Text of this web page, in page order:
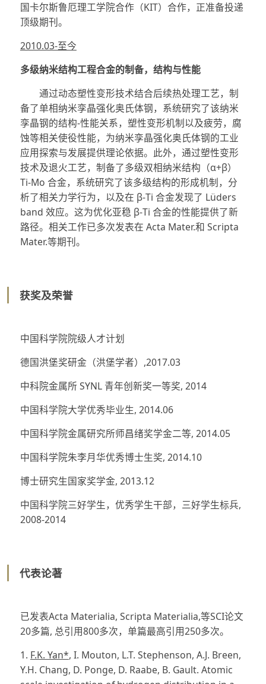
国卡尔斯鲁厄理工学院合作（KIT）合作，正准备投递
顶级期刊。
2010.03-至今
多级纳米结构工程合金的制备，结构与性能
通过动态塑性变形技术结合后续热处理工艺，制
备了单相纳米孪晶强化奥氏体钢，系统研究了该纳米
孪晶钢的结构-性能关系，塑性变形机制以及疲劳，腐
蚀等相关使役性能，为纳米孪晶强化奥氏体钢的工业
应用探索与发展提供理论依据。此外，通过塑性变形
技术及退火工艺，制备了多级双相纳米结构（α+β）
Ti-Mo 合金，系统研究了该多级结构的形成机制，分
析了相关力学行为，以及在 β-Ti 合金发现了 Lüders
band 效应。这为优化亚稳 β-Ti 合金的性能提供了新
路径。相关工作已多次发表在 Acta Mater.和 Scripta
Mater.等期刊。
获奖及荣誉
中国科学院院级人才计划
德国洪堡奖研金（洪堡学者）,2017.03
中科院金属所 SYNL 青年创新奖一等奖, 2014
中国科学院大学优秀毕业生, 2014.06
中国科学院金属研究所师昌绪奖学金二等, 2014.05
中国科学院朱李月华优秀博士生奖, 2014.10
博士研究生国家奖学金, 2013.12
中国科学院三好学生，优秀学生干部，三好学生标兵,
2008-2014
代表论著
已发表Acta Materialia, Scripta Materialia,等SCI论文
20多篇, 总引用800多次，单篇最高引用250多次。
1. F.K. Yan*, I. Mouton, L.T. Stephenson, A.J. Breen,
Y.H. Chang, D. Ponge, D. Raabe, B. Gault. Atomic